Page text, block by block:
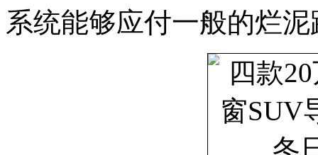
系统能够应付一般的烂泥